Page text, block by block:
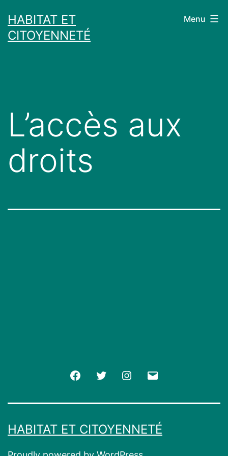
to
content
HABITAT ET
CITOYENNETÉ
Menu
L’accès aux
droits
FacebookTwitter Instagram
HABITAT ET CITOYENNETÉ